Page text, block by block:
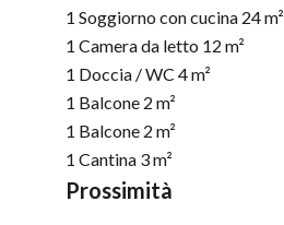
1 Soggiorno con cucina 24 m²
1 Camera da letto 12 m²
1 Doccia / WC 4 m²
1 Balcone 2 m²
1 Balcone 2 m²
1 Cantina 3 m²
Prossimità